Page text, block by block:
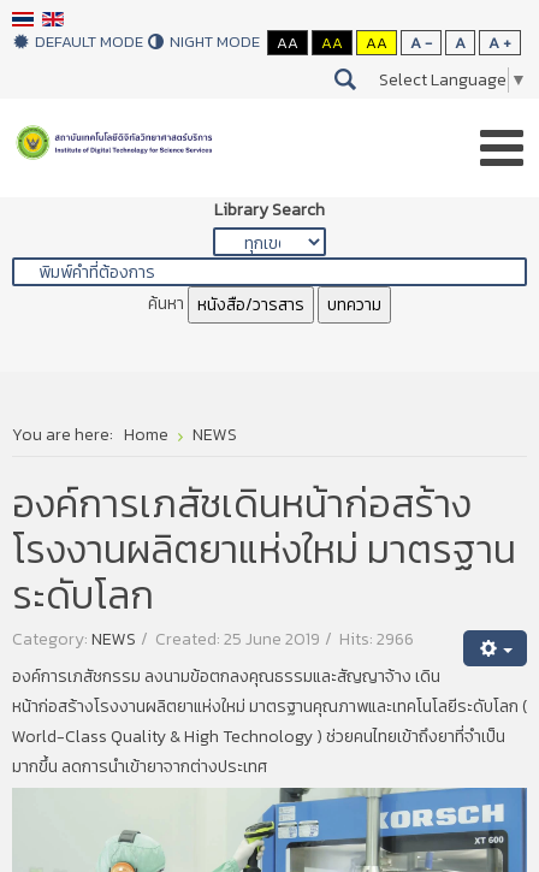
DEFAULT MODE NIGHT MODE AA AA AA A - A A +
Select Language ▼
Library Search
ค้นหา หนังสือ/วารสาร บทความ
You are here: Home NEWS
องค์การเภสัชเดินหน้าก่อสร้าง
โรงงานผลิตยาแห่งใหม่ มาตรฐาน
ระดับโลก
Category:NEWS Created: 25 June 2019
Hits: 2966
องค์การเภสัชกรรม ลงนามข้อตกลงคุณธรรมและสัญญาจ้าง เดิน
หน้าก่อสร้างโรงงานผลิตยาแห่งใหม่ มาตรฐานคุณภาพและเทคโนโลยีระดับโลก (
World-Class Quality & High Technology ) ช่วยคนไทยเข้าถึงยาที่จำเป็น
มากขึ้น ลดการนำเข้ายาจากต่างประเทศ